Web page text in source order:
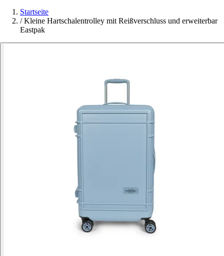
Startseite
/ Kleine Hartschalentrolley mit Reißverschluss und erweiterbar
Eastpak